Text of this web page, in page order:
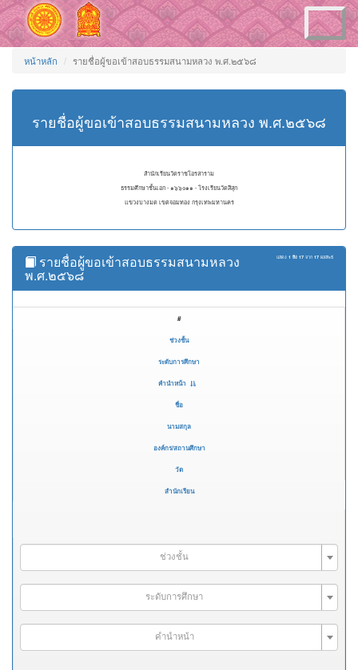
Toggle
navigation
หน้าหลัก รายชื่อผู้ขอเข้าสอบธรรมสนามหลวง พ.ศ.๒๕๖๘
รายชื่อผู้ขอเข้าสอบธรรมสนามหลวง พ.ศ.๒๕๖๘
สำนักเรียนวัดราชโอรสาราม
ธรรมศึกษาชั้นเอก - ๑๖๖๐๑๑ - โรงเรียนวัดสีสุก
แขวงบางมด เขตจอมทอง กรุงเทพมหานคร
แสดง 1 ถึง 17 จาก 17 ผลลัพธ์
รายชื่อผู้ขอเข้าสอบธรรมสนามหลวง
พ.ศ.๒๕๖๘
#
ช่วงชั้น
ระดับการศึกษา
คำนำหน้า
ชื่อ
นามสกุล
องค์กร/สถานศึกษา
วัด
สำนักเรียน
ช่วงชั้น
ระดับการศึกษา
คำนำหน้า